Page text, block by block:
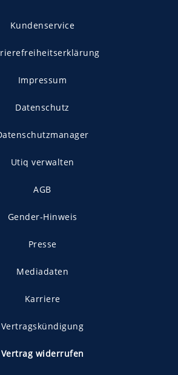
Kundenservice
Impressum
Datenschutz
Utiq verwalten
AGB
Gender-Hinweis
Presse
Mediadaten
Karriere
Vertragskündigung
Vertrag widerrufen